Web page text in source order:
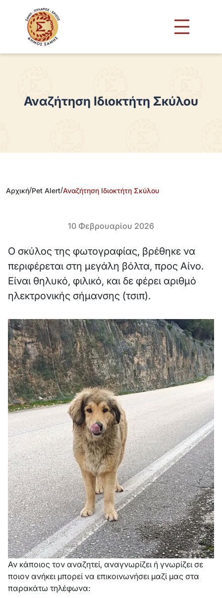
Αναζήτηση Ιδιοκτήτη Σκύλου
Αρχική/Pet Alert/Αναζήτηση Ιδιοκτήτη Σκύλου
10 Φεβρουαρίου 2026
Ο σκύλος της φωτογραφίας, βρέθηκε να
περιφέρεται στη μεγάλη βόλτα, προς Αίνο.
Είναι θηλυκό, φιλικό, και δε φέρει αριθμό
ηλεκτρονικής σήμανσης (τσιπ).
Αν κάποιος τον αναζητεί, αναγνωρίζει ή γνωρίζει σε
ποιον ανήκει μπορεί να επικοινωνήσει μαζί μας στα
παρακάτω τηλέφωνα: